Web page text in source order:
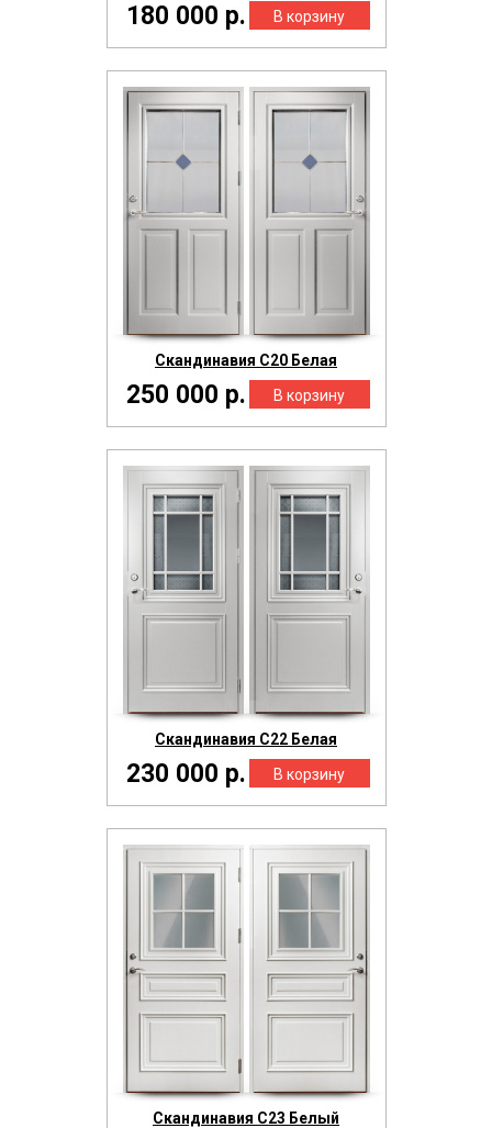
180 000 р.
Скандинавия С20 Белая
250 000 р.
Скандинавия С22 Белая
230 000 р.
Скандинавия С23 Белый